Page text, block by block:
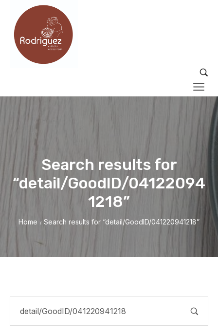
Search results for
“detail/GoodID/04122094
1218”
Home / Search results for “detail/GoodID/041220941218”